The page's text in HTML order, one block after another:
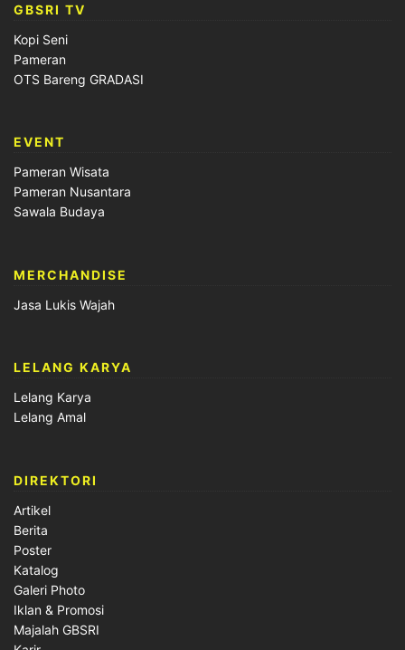
GBSRI TV
Kopi Seni
Pameran
OTS Bareng GRADASI
EVENT
Pameran Wisata
Pameran Nusantara
Sawala Budaya
MERCHANDISE
Jasa Lukis Wajah
LELANG KARYA
Lelang Karya
Lelang Amal
DIREKTORI
Artikel
Berita
Poster
Katalog
Galeri Photo
Iklan & Promosi
Majalah GBSRI